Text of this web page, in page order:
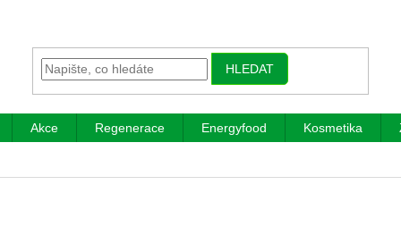
HLEDAT
Akce Regenerace Energyfood Kosmetika